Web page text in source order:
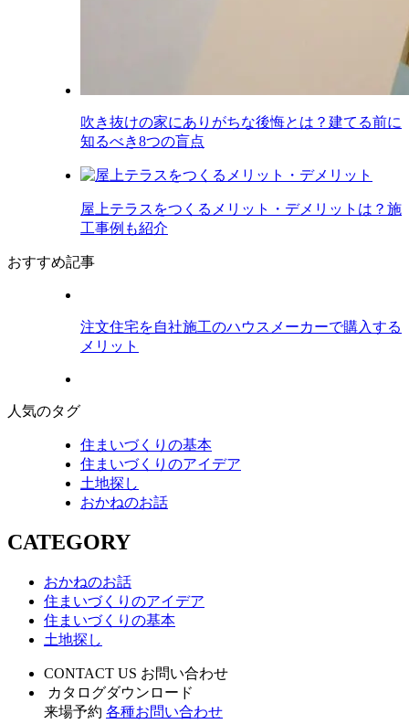
吹き抜けの家にありがちな後悔とは？建てる前に
知るべき8つの盲点
屋上テラスをつくるメリット・デメリットは？施
工事例も紹介
おすすめ記事
注文住宅を自社施工のハウスメーカーで購入する
メリット
人気のタグ
住まいづくりの基本
住まいづくりのアイデア
土地探し
おかねのお話
CATEGORY
おかねのお話
住まいづくりのアイデア
住まいづくりの基本
土地探し
CONTACT US お問い合わせ
カタログダウンロード
来場予約 各種お問い合わせ